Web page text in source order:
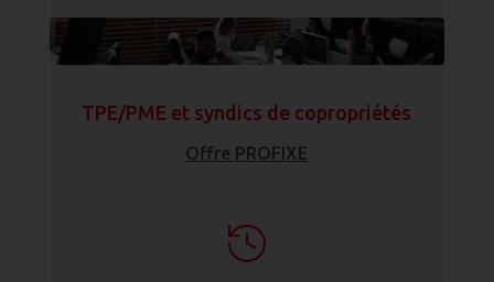
TPE/PME et syndics de copropriétés
Offre PROFIXE